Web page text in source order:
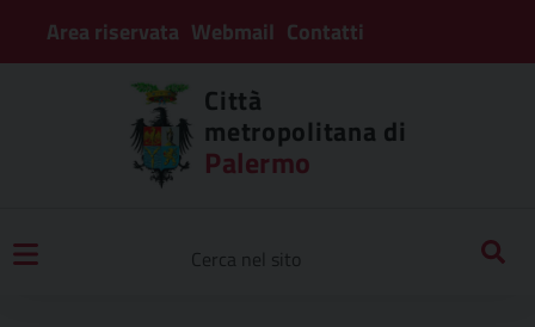
Area riservata Webmail Contatti
Città
metropolitana di
Palermo